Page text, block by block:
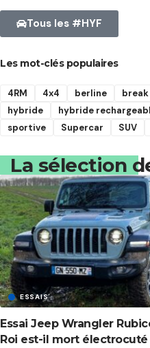
Tous les #HYF
Les mot-clés populaires
4RM 4x4 berline break
hybride
hybride
sportive
Supercar SUV
La sélection
ESSAIS
Essai Jeep Wrangler
Roi est-il mort électrocuté